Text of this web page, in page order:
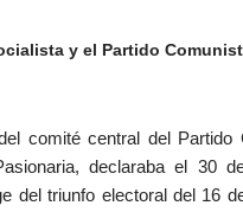
y el Partido
comité central del Partido
declaraba el 30
del triunfo electoral del 16